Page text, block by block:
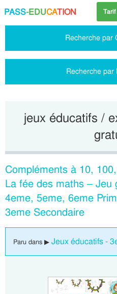
PASS-EDUCATION Tarif
Recherche par
Recherche par
jeux éducatifs /
Compléments à 10,
La fée des maths – Jeu
4eme, 5eme, 6eme
3eme Secondaire
Paru dans ▶ Jeux éducatifs -